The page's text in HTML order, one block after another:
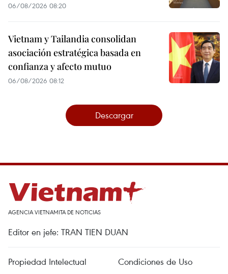
06/08/2026 08:20
Vietnam y Tailandia consolidan
asociación estratégica basada en
confianza y afecto mutuo
06/08/2026 08:12
Descargar
AGENCIA VIETNAMITA DE NOTICIAS
Editor en jefe: TRAN TIEN DUAN
Propiedad Intelectual
Condiciones de Uso